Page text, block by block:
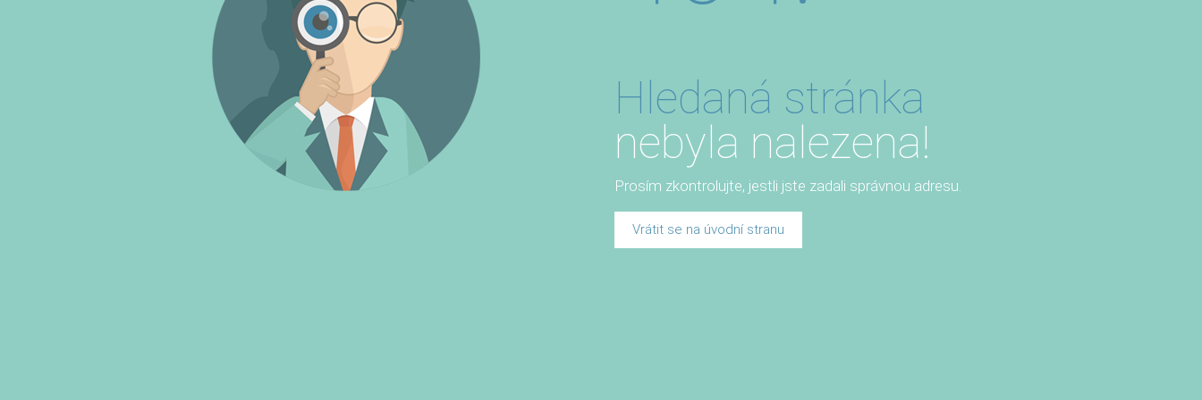
Hledaná stránka
nebyla nalezena!
Prosím zkontrolujte, jestli jste zadali správnou adresu.
Vrátit se na úvodní stranu